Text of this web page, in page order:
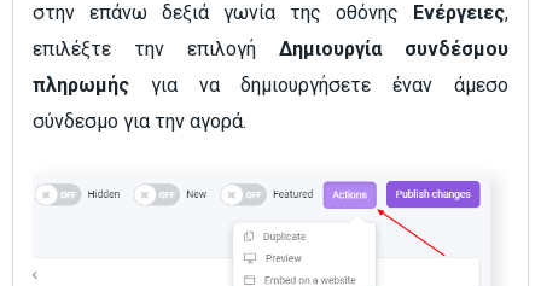
στην επάνω δεξιά γωνία της οθόνης
Ενέργειες,
επιλέξτε την επιλογή Δημιουργία συνδέσμου
πληρωμής για να δημιουργήσετε έναν άμεσο
σύνδεσμο για την αγορά.